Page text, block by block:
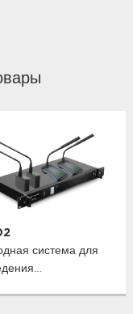
система для